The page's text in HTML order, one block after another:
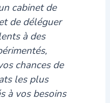
cabinet de
de déléguer
à des
chances de
les plus
à vos besoins